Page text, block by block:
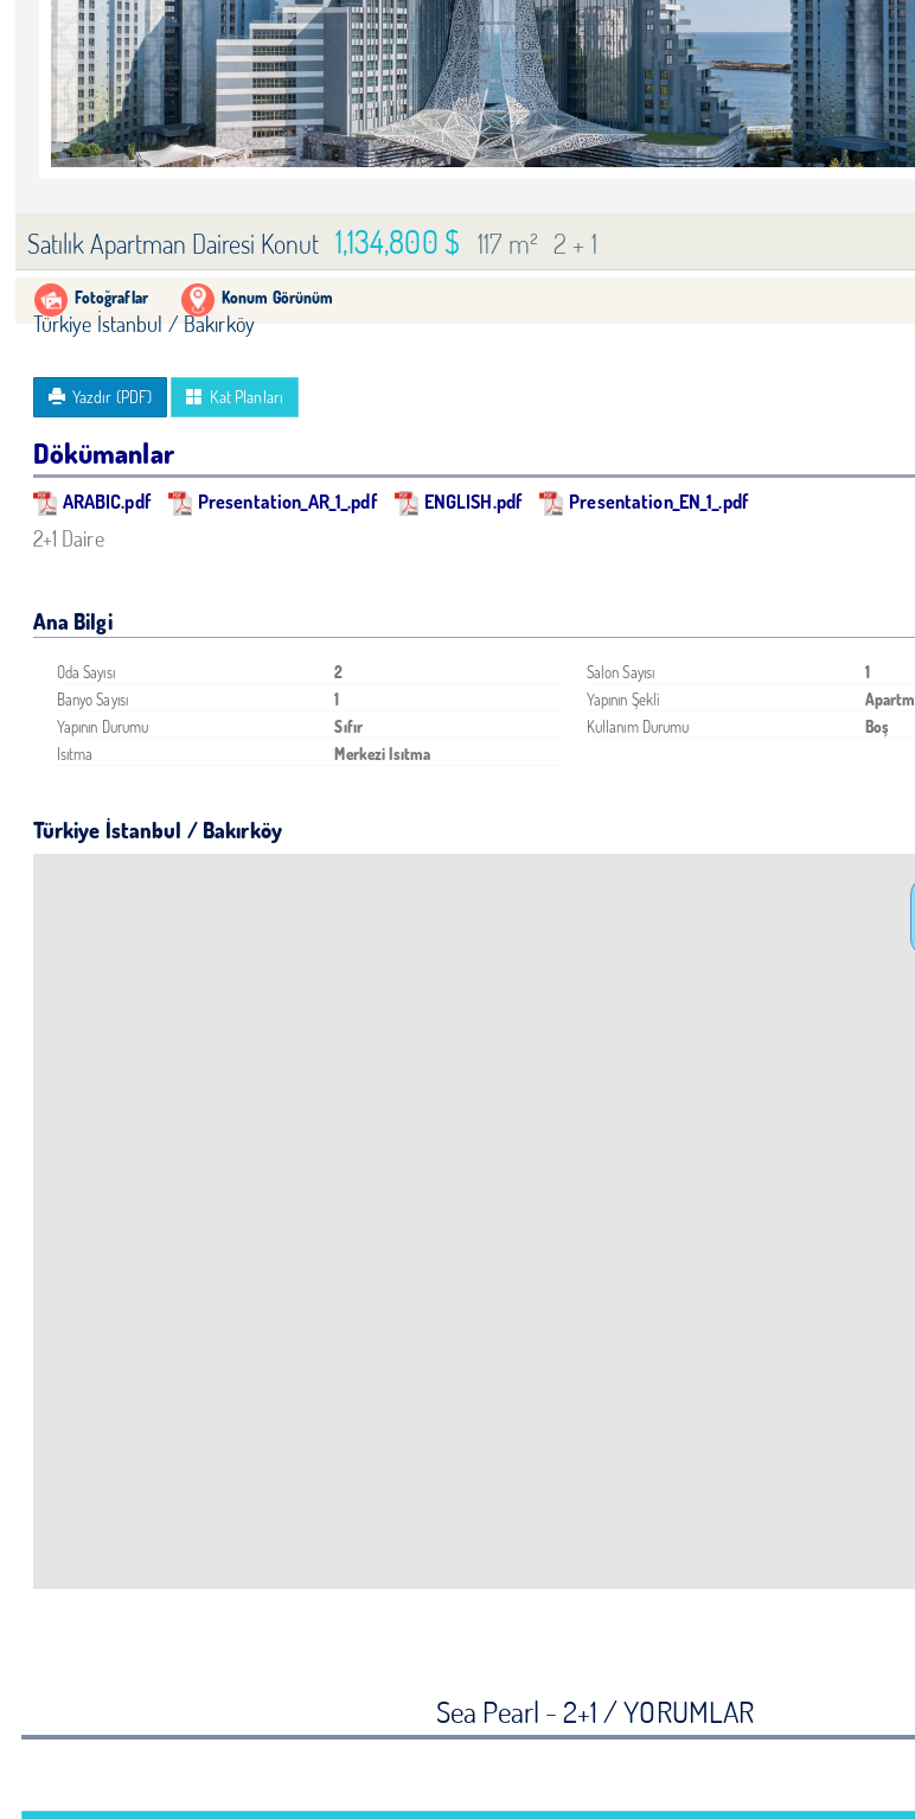
Satılık Apartman Dairesi Konut 1,134,800 $ 117 m² 2 + 1
Fotoğraflar Konum Görünüm
Türkiye İstanbul / Bakırköy
Yazdır (PDF) Kat Planları
Dökümanlar
ARABIC.pdf Presentation_AR_1_.pdf ENGLISH.pdf Presentation_EN_1_.pdf
2+1 Daire
Ana Bilgi
Oda Sayısı 2 Salon Sayısı
1
Banyo Sayısı
1 Yapının Şekli
Yapının Durumu
Sıfır Kullanım Durumu
Boş
Isıtma
Merkezi Isıtma
Türkiye İstanbul / Bakırköy
Sea Pearl - 2+1 /YORUMLAR